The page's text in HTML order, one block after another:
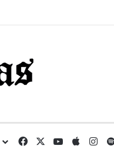
FacebookYouTube
Apple